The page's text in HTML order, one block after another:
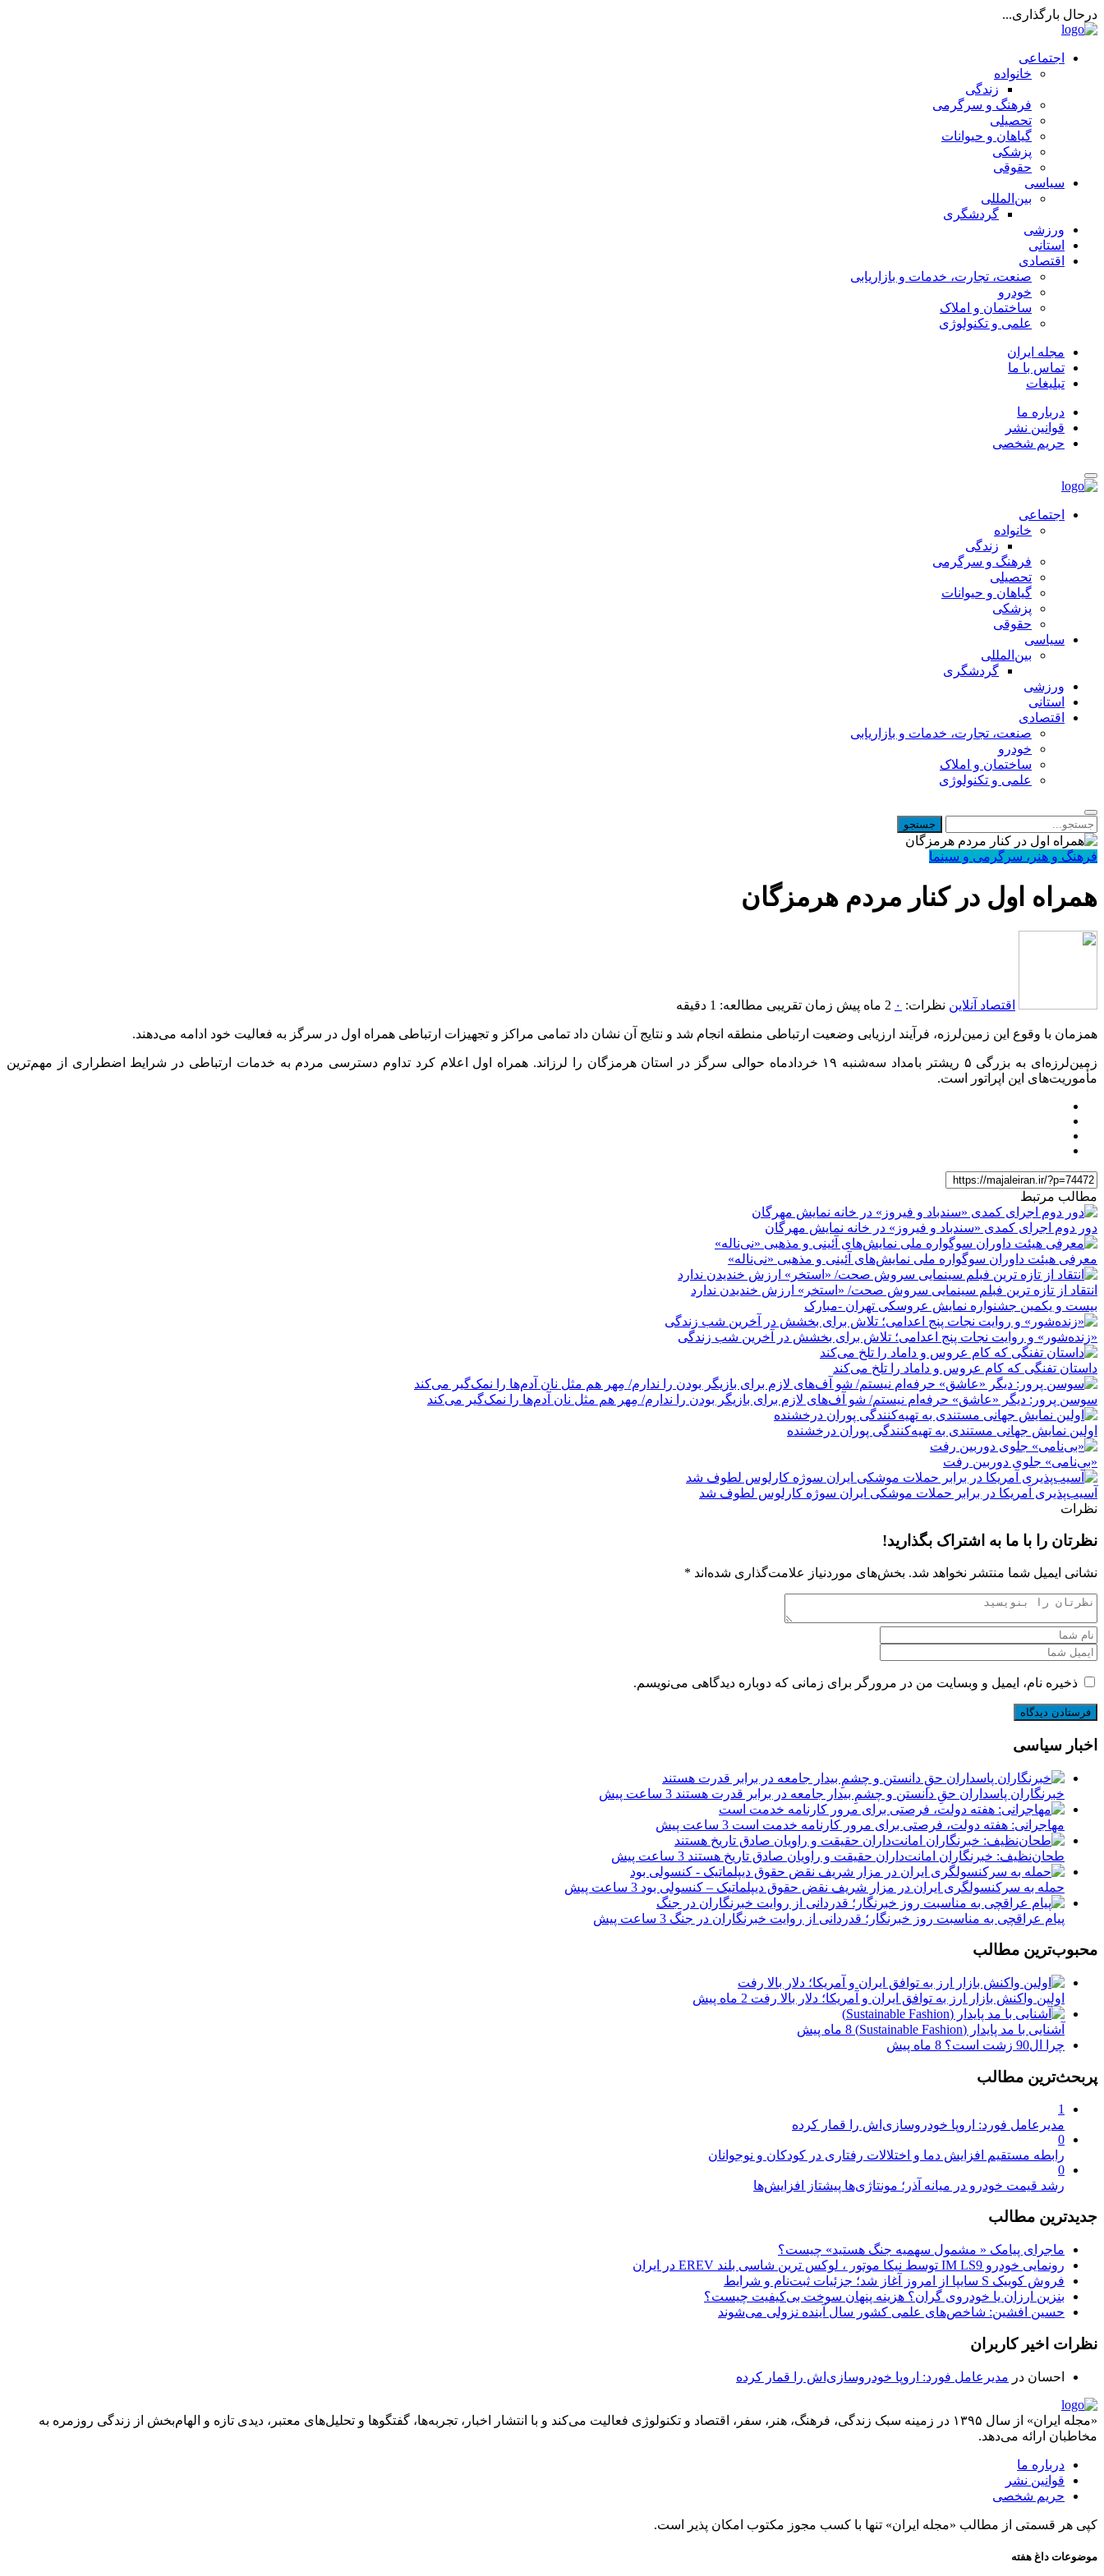
درحال بارگذاری...
اجتماعی
خانواده
زندگی
فرهنگ و سرگرمی
تحصیلی
گیاهان و حیوانات
پزشکی
حقوقی
سیاسی
بین‌المللی
گردشگری
ورزشی
استانی
اقتصادی
صنعت، تجارت، خدمات و بازاریابی
خودرو
ساختمان و املاک
علمی و تکنولوژی
مجله ایران
تماس با ما
تبلیغات
درباره ما
قوانین نشر
حریم شخصی
اجتماعی
خانواده
زندگی
فرهنگ و سرگرمی
تحصیلی
گیاهان و حیوانات
پزشکی
حقوقی
سیاسی
بین‌المللی
گردشگری
ورزشی
استانی
اقتصادی
صنعت، تجارت، خدمات و بازاریابی
خودرو
ساختمان و املاک
علمی و تکنولوژی
فرهنگ و هنر، سرگرمی و سینما
همراه اول در کنار مردم هرمزگان
اقتصاد آنلاین نظرات: ۰ 2 ماه پیش زمان تقریبی مطالعه: 1 دقیقه
همزمان با وقوع این زمین‌لرزه، فرآیند ارزیابی وضعیت ارتباطی منطقه انجام شد و نتایج آن نشان داد تمامی مراکز و تجهیزات ارتباطی همراه اول در سرگز به فعالیت خود ادامه می‌دهند.
زمین‌لرزه‌ای به بزرگی ۵ ریشتر بامداد سه‌شنبه ۱۹ خردادماه حوالی سرگز در استان هرمزگان را لرزاند. همراه اول اعلام کرد تداوم دسترسی مردم به خدمات ارتباطی در شرایط اضطراری از مهم‌ترین
مأموریت‌های این اپراتور است.
مطالب مرتبط
دور دوم اجرای کمدی «سندباد و فیروز» در خانه نمایش مهرگان
معرفی هیئت داوران سوگواره ملی نمایش‌های آئینی و مذهبی «نی‌ناله»
انتقاد از تازه ترین فبلم سینمایی سروش صحت/ «استخر» ارزش خندیدن ندارد
بیست و یکمین جشنواره نمایش عروسکی تهران -مبارک
«زنده‌شور» و روایت نجات پنج اعدامی؛ تلاش برای بخشش در آخرین شب زندگی
داستان تفنگی که کام عروس و داماد را تلخ می‌کند
سوسن پرور: دیگر «عاشق» حرفه‌ام نیستم/ شو آف‌های لازم برای بازیگر بودن را ندارم/ مِهر هم مثل نان آدم‌ها را نمک‌گیر می‌کند
اولین نمایش جهانی مستندی به تهیه‌کنندگی پوران درخشنده
«بی‌نامی» جلوی دوربین رفت
آسیب‌پذیری آمریکا در برابر حملات موشکی ایران سوژه کارلوس لطوف شد
نظرات
نظرتان را با ما به اشتراک بگذارید!
نشانی ایمیل شما منتشر نخواهد شد. بخش‌های موردنیاز علامت‌گذاری شده‌اند *
ذخیره نام، ایمیل و وبسایت من در مرورگر برای زمانی که دوباره دیدگاهی می‌نویسم.
اخبار سیاسی
‏خبرنگاران پاسداران حقِ دانستن و چشمِ بیدار جامعه در برابر قدرت هستند 3 ساعت پیش
مهاجرانی: هفته دولت، فرصتی برای مرور کارنامه خدمت است 3 ساعت پیش
طحان‌نظیف: خبرنگاران امانت‌داران حقیقت و راویان صادق تاریخ‌ هستند 3 ساعت پیش
حمله به سرکنسولگری ایران در مزار شریف نقض حقوق دیپلماتیک – کنسولی بود 3 ساعت پیش
پیام عراقچی به مناسبت روز خبرنگار؛ قدردانی از روایت خبرنگاران در جنگ 3 ساعت پیش
محبوب‌ترین مطالب
اولین واکنش بازار ارز به توافق ایران و آمریکا؛ دلار بالا رفت 2 ماه پیش
آشنایی با مد پایدار (Sustainable Fashion)
8 ماه پیش
چرا ال90 زشت است؟
8 ماه پیش
پربحث‌ترین مطالب
1
مدیرعامل فورد: اروپا خودروسازی‌اش را قمار کرده
0
رابطه مستقیم افزایش دما و اختلالات رفتاری در کودکان و نوجوانان
0
رشد قیمت خودرو در میانه آذر؛ مونتاژی‌ها پیشتاز افزایش‌ها
جدیدترین مطالب
ماجرای پیامک « مشمول سهمیه جنگ هستید» چیست؟
رونمایی خودرو IM LS9 توسط نیکا موتور ، لوکس ترین شاسی بلند EREV در ایران
فروش کوییک S سایپا از امروز آغاز شد؛ جزئیات ثبت‌نام و شرایط
بنزین ارزان یا خودروی گران؟ هزینه پنهان سوخت بی‌کیفیت چیست؟
حسین افشین: شاخص‌های علمی کشور سال آینده نزولی می‌شوند
نظرات اخیر کاربران
احسان در مدیرعامل فورد: اروپا خودروسازی‌اش را قمار کرده
«مجله ایران» از سال ۱۳۹۵ در زمینه سبک زندگی، فرهنگ، هنر، سفر، اقتصاد و تکنولوژی فعالیت می‌کند و با انتشار اخبار، تجربه‌ها، گفتگوها و تحلیل‌های معتبر، دیدی تازه و الهام‌بخش از زندگی روزمره به
مخاطبان ارائه می‌دهد.
درباره ما
قوانین نشر
حریم شخصی
کپی هر قسمتی از مطالب «مجله ایران» تنها با کسب مجوز مکتوب امکان پذیر است.
موضوعات داغ هفته